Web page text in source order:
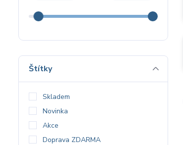
Štítky
Skladem
Novinka
Akce
Doprava ZDARMA